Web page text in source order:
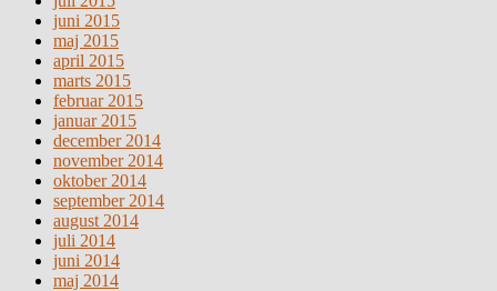
juni 2015
maj 2015
april 2015
marts 2015
februar 2015
januar 2015
december 2014
november 2014
oktober 2014
september 2014
august 2014
juli 2014
juni 2014
maj 2014